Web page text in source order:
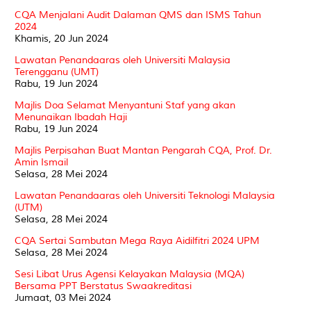
CQA Menjalani Audit Dalaman QMS dan ISMS Tahun
2024
Khamis, 20 Jun 2024
Lawatan Penandaaras oleh Universiti Malaysia
Terengganu (UMT)
Rabu, 19 Jun 2024
Majlis Doa Selamat Menyantuni Staf yang akan
Menunaikan Ibadah Haji
Rabu, 19 Jun 2024
Majlis Perpisahan Buat Mantan Pengarah CQA, Prof. Dr.
Amin Ismail
Selasa, 28 Mei 2024
Lawatan Penandaaras oleh Universiti Teknologi Malaysia
(UTM)
Selasa, 28 Mei 2024
CQA Sertai Sambutan Mega Raya Aidilfitri 2024 UPM
Selasa, 28 Mei 2024
Sesi Libat Urus Agensi Kelayakan Malaysia (MQA)
Bersama PPT Berstatus Swaakreditasi
Jumaat, 03 Mei 2024